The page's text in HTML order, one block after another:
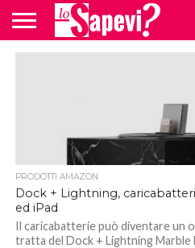
PRODOTTI AMAZON
Dock + Lightning,
ed iPad
Il caricabatterie può diventare un
tratta del Dock + Lightning Marble